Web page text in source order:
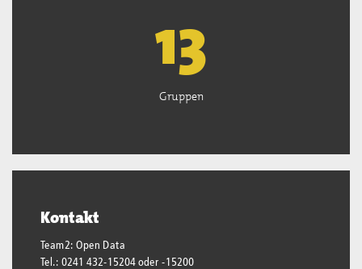
13
Gruppen
Kontakt
Team2: Open Data
Tel.: 0241 432-15204 oder -15200